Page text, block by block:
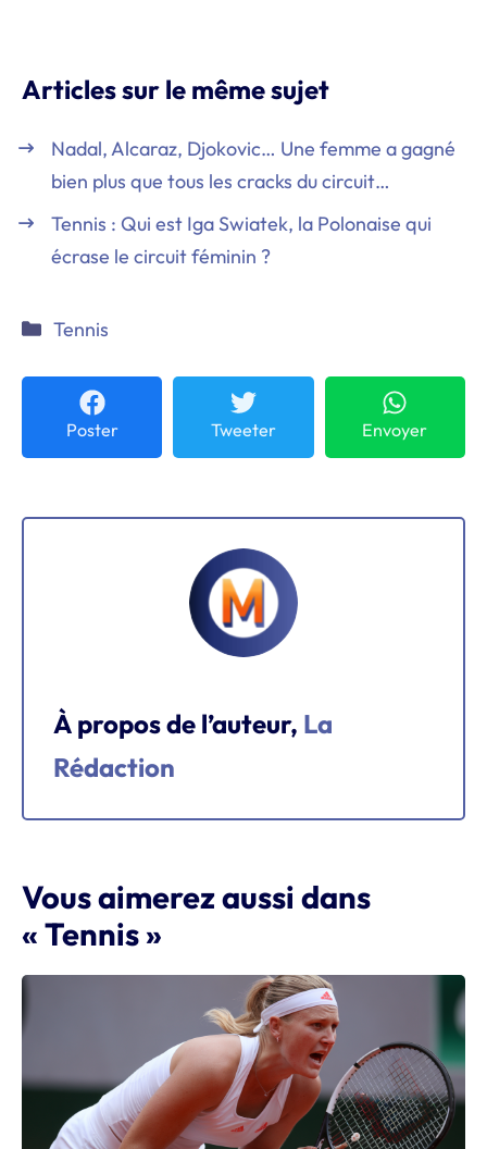
Articles sur le même sujet
Nadal, Alcaraz, Djokovic… Une femme a gagné
bien plus que tous les cracks du circuit…
Tennis : Qui est Iga Swiatek, la Polonaise qui
écrase le circuit féminin ?
Catégories
Tennis
Poster Tweeter Envoyer
À propos de l’auteur, La
Rédaction
Vous aimerez aussi dans
« Tennis »